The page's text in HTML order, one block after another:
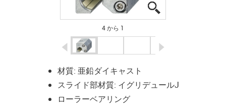
4 から 1
igus-icon-arrow-left
材質: 亜鉛ダイキャスト
スライド部材質: イグリデュールJ
ローラーベアリング